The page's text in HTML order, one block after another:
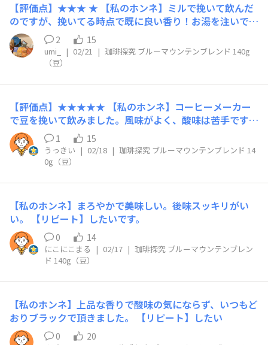
【評価点】★★★ ★ 【私のホンネ】ミルで挽いて飲んだ
のですが、挽いてる時点で既に良い香り！お湯を注いでい
る時の香りもまろやかで、口に含んだ途端、香りと味のバ
ランスの良さに驚きました。 【リピート】ありです
ね！！ 【こんな時におすすめ】キャンプでのヌン活時に
場所で特別感を味わいながら飲むのにオススメです。
2 15
umi_ | 02/21 | 珈琲探究 ブルーマウンテンブレンド 140g
（豆）
【評価点】★★★★★ 【私のホンネ】コーヒーメーカー
で豆を挽いて飲みました。風味がよく、酸味は苦手ですが
コクも苦味もバランスよくて美味しいです。 【リピー
ト】ありです！
1 15
うっきい | 02/18 | 珈琲探究 ブルーマウンテンブレンド 14
0g（豆）
【私のホンネ】まろやかで美味しい。後味スッキリがい
い。 【リピート】したいです。
0 14
にこにこまる | 02/17 | 珈琲探究 ブルーマウンテンブレン
ド 140g（豆）
【私のホンネ】上品な香りで酸味の気にならず、いつもど
おりブラックで頂きました。 【リピート】したい
0 20